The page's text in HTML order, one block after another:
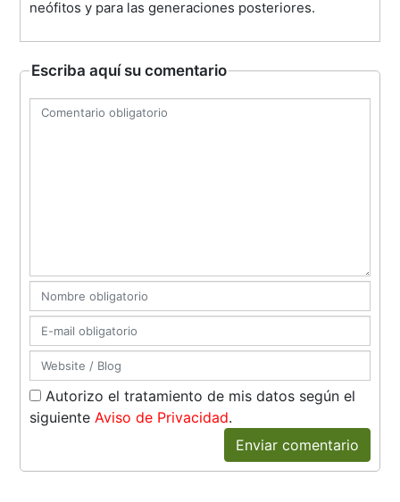
neófitos y para las generaciones posteriores.
Escriba aquí su comentario
Autorizo el tratamiento de mis datos según el
siguiente Aviso de Privacidad.
Enviar comentario